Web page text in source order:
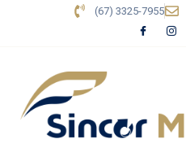
(67) 3325-7955